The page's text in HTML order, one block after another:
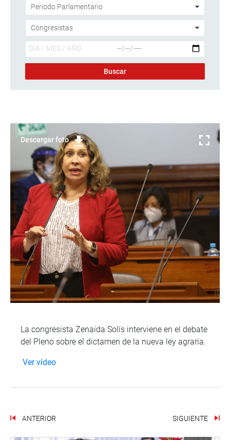
Descargar foto
La congresista Zenaida Solís interviene en el debate
del Pleno sobre el dictamen de la nueva ley agraria.
Ver vídeo
ANTERIOR SIGUIENTE